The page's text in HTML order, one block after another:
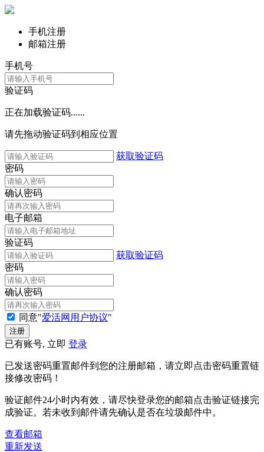
手机注册
邮箱注册
手机号
验证码
正在加载验证码......
请先拖动验证码到相应位置
获取验证码
密码
确认密码
电子邮箱
验证码
获取验证码
密码
确认密码
同意"爱活网用户协议"
已有账号, 立即 登录
已发送密码重置邮件到您的注册邮箱，请立即点击密码重置链
接修改密码！
验证邮件24小时内有效，请尽快登录您的邮箱点击验证链接完
成验证。若未收到邮件请先确认是否在垃圾邮件中。
查看邮箱
重新发送